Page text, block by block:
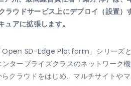
ウドサービス上にデプロイ（設置
アに拡張します。
SD-Edge Platform」シリーズ
タープライズクラスのネットワー
クラウドをはじめ、マルチサイトや